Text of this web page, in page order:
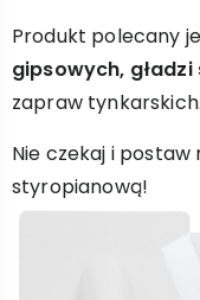
Produkt polecany
gipsowych,
zapraw tynkarskich.
Nie czekaj i
styropianową!